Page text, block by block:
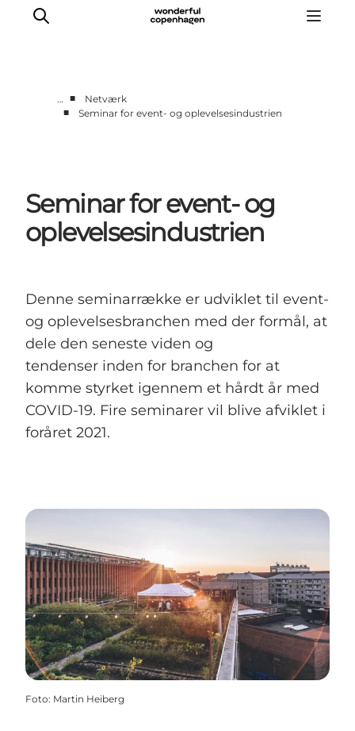
Om Wonderful Copenhagen
… ■
Netværk
■
Seminar for event- og oplevelsesindustrien
Seminar for event- og
oplevelsesindustrien
Denne seminarrække er udviklet til event-
og oplevelsesbranchen med der formål, at
dele den seneste viden og
tendenser inden for branchen for at
komme styrket igennem et hårdt år med
COVID-19. Fire seminarer vil blive afviklet i
foråret 2021.
Foto: Martin Heiberg